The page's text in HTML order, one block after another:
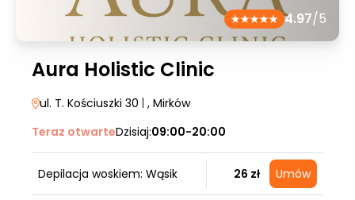
4.97/5
Aura Holistic Clinic
ul. T. Kościuszki 30 , Mirków
Teraz otwarteDzisiaj:09:00-20:00
Depilacja woskiem: Wąsik 26 zł Umów